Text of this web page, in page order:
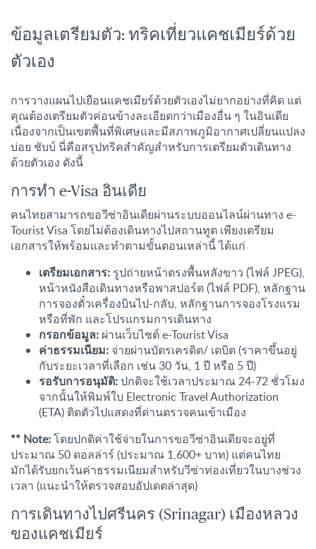
ข้อมูลเตรียมตัว: ทริคเที่ยวแคชเมียร์ด้วย
ตัวเอง
การวางแผนไปเยือนแคชเมียร์ด้วยตัวเองไม่ยากอย่างที่คิด แต่
คุณต้องเตรียมตัวค่อนข้างละเอียดกว่าเมืองอื่น ๆ ในอินเดีย
เนื่องจากเป็นเขตพื้นที่พิเศษและมีสภาพภูมิอากาศเปลี่ยนแปลง
บ่อย ชับบ์ นี่คือสรุปทริคสำคัญสำหรับการเตรียมตัวเดินทาง
ด้วยตัวเอง ดังนี้
การทำ e-Visa อินเดีย
คนไทยสามารถขอวีซ่าอินเดียผ่านระบบออนไลน์ผ่านทาง e-
Tourist Visa โดยไม่ต้องเดินทางไปสถานทูต เพียงเตรียม
เอกสารให้พร้อมและทำตามขั้นตอนเหล่านี้ ได้แก่
เตรียมเอกสาร: รูปถ่ายหน้าตรงพื้นหลังขาว (ไฟล์ JPEG),
หน้าหนังสือเดินทางหรือพาสปอร์ต (ไฟล์ PDF), หลักฐาน
การจองตั๋วเครื่องบินไป-กลับ, หลักฐานการจองโรงแรม
หรือที่พัก และโปรแกรมการเดินทาง
กรอกข้อมูล: ผ่านเว็บไซต์ e-Tourist Visa
ค่าธรรมเนียม: จ่ายผ่านบัตรเครดิต/ เดบิต (ราคาขึ้นอยู่
กับระยะเวลาที่เลือก เช่น 30 วัน, 1 ปี หรือ 5 ปี)
รอรับการอนุมัติ:ปกติจะใช้เวลาประมาณ 24-72 ชั่วโมง
จากนั้นให้พิมพ์ใบ Electronic Travel Authorization
(ETA) ติดตัวไปแสดงที่ด่านตรวจคนเข้าเมือง
** Note:โดยปกติค่าใช้จ่ายในการขอวีซ่าอินเดียจะอยู่ที่
ประมาณ 50 ดอลล่าร์ (ประมาณ 1,600+ บาท) แต่คนไทย
มักได้รับยกเว้นค่าธรรมเนียมสำหรับวีซ่าท่องเที่ยวในบางช่วง
เวลา (แนะนำให้ตรวจสอบอัปเดตล่าสุด)
การเดินทางไปศรีนคร (Srinagar) เมืองหลวง
ของแคชเมียร์